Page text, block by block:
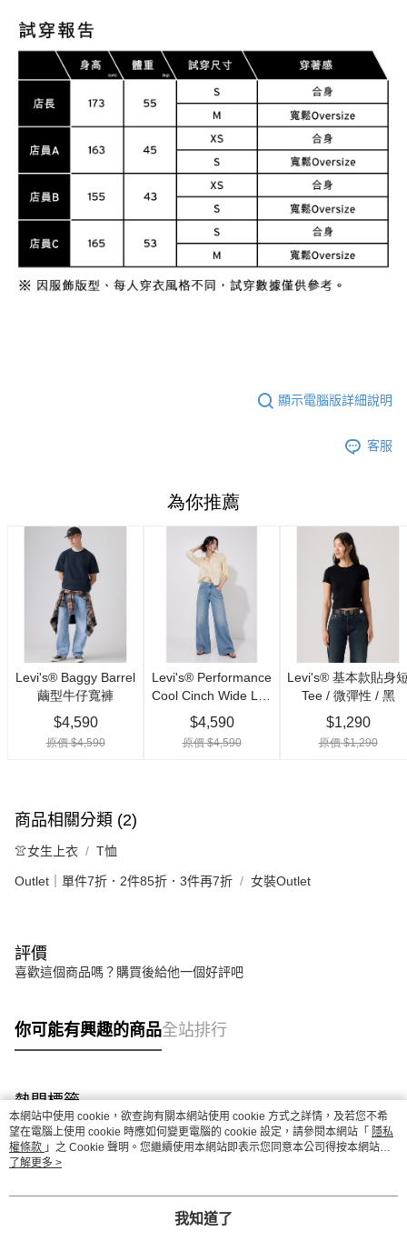
顯示電腦版詳細說明
客服
商品相關分類 (2)
👚女生上衣 T恤
Outlet｜單件7折．2件85折．3件再7折 女裝Outlet
評價
喜歡這個商品嗎？購買後給他一個好評吧
你可能有興趣的商品全站排行
熱門標籤
本網站中使用 cookie，欲查詢有關本網站使用 cookie 方式之詳情，及若您不希
望在電腦上使用 cookie 時應如何變更電腦的 cookie 設定，請參閱本網站「 隱私
權條款 」之 Cookie 聲明。您繼續使用本網站即表示您同意本公司得按本網站使
用條款之 Cookie 聲明使用 cookie。
了解更多 >
我知道了